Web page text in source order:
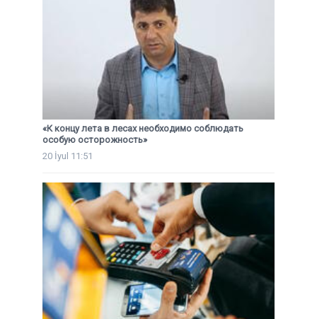
«К концу лета в лесах необходимо соблюдать
особую осторожность»
20 İyul 11:51